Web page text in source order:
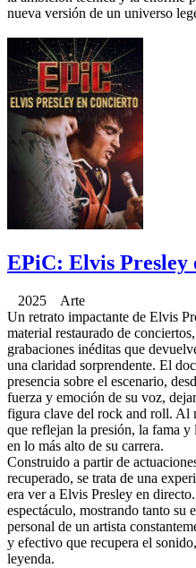
nueva versión de un universo
EPiC: Elvis Presley
2025 Arte
Un retrato impactante de Elvis
material restaurado de
grabaciones inéditas que
una claridad sorprendente. El
presencia sobre el escenario,
fuerza y emoción de su voz,
figura clave del rock and roll. Al
que reflejan la presión, la fama y
en lo más alto de su carrera.
Construido a partir de
recuperado, se trata de una
era ver a Elvis Presley en
espectáculo, mostrando tanto su
personal de un artista
y efectivo que recupera el
leyenda.